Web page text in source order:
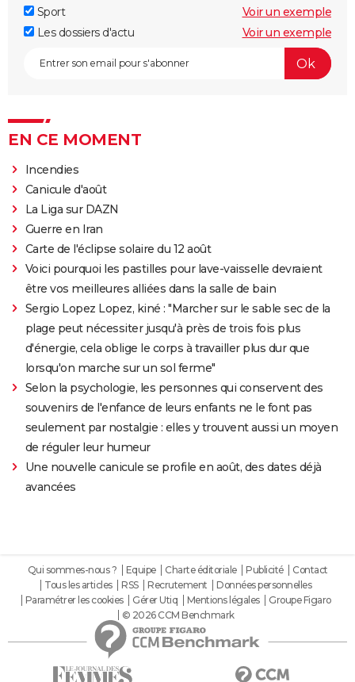
Sport
Voir un exemple
Les dossiers d'actu
Voir un exemple
EN CE MOMENT
Incendies
Canicule d'août
La Liga sur DAZN
Guerre en Iran
Carte de l'éclipse solaire du 12 août
Voici pourquoi les pastilles pour lave-vaisselle devraient
être vos meilleures alliées dans la salle de bain
Sergio Lopez Lopez, kiné : "Marcher sur le sable sec de la
plage peut nécessiter jusqu'à près de trois fois plus
d'énergie, cela oblige le corps à travailler plus dur que
lorsqu'on marche sur un sol ferme"
Selon la psychologie, les personnes qui conservent des
souvenirs de l'enfance de leurs enfants ne le font pas
seulement par nostalgie : elles y trouvent aussi un moyen
de réguler leur humeur
Une nouvelle canicule se profile en août, des dates déjà
avancées
Qui sommes-nous ? Equipe Charte éditoriale Publicité
Contact
Tous les articles
RSS Recrutement
Données personnelles
Paramétrer les cookies
Gérer Utiq Mentions légales
Groupe Figaro
© 2026 CCM Benchmark